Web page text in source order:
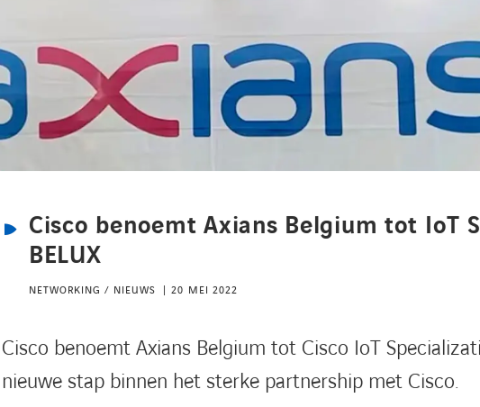
Cisco benoemt Axians Belgium tot IoT
BELUX
NETWORKING / NIEUWS 20 MEI 2022
Cisco benoemt Axians Belgium tot Cisco IoT
nieuwe stap binnen het sterke partnership met Cisco.